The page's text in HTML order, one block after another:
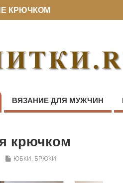
КРЮЧКОМ
ВЯЗАНИЕ ДЛЯ МУЖЧИН
крючком
ЮБКИ, БРЮКИ